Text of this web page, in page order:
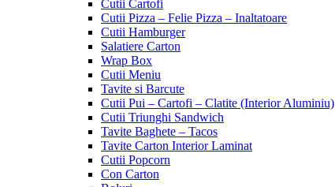
Cutii Cartofi
Cutii Pizza – Felie Pizza – Inaltatoare
Cutii Hamburger
Salatiere Carton
Wrap Box
Cutii Meniu
Tavite si Barcute
Cutii Pui – Cartofi – Clatite (Interior Aluminiu)
Cutii Triunghi Sandwich
Tavite Baghete – Tacos
Tavite Carton Interior Laminat
Cutii Popcorn
Con Carton